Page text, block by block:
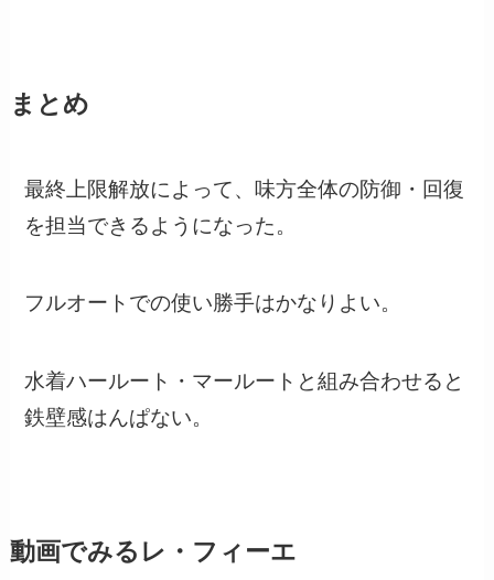
まとめ
最終上限解放によって、味方全体の防御・回復
を担当できるようになった。
フルオートでの使い勝手はかなりよい。
水着ハールート・マールートと組み合わせると
鉄壁感はんぱない。
動画でみるレ・フィーエ